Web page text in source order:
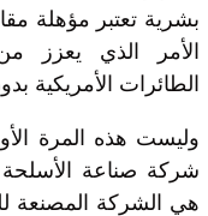
بشرية تعتبر مؤهلة
الأمر الذي
الطائرات
وليست هذه المرة
هي الشركة المصنعة